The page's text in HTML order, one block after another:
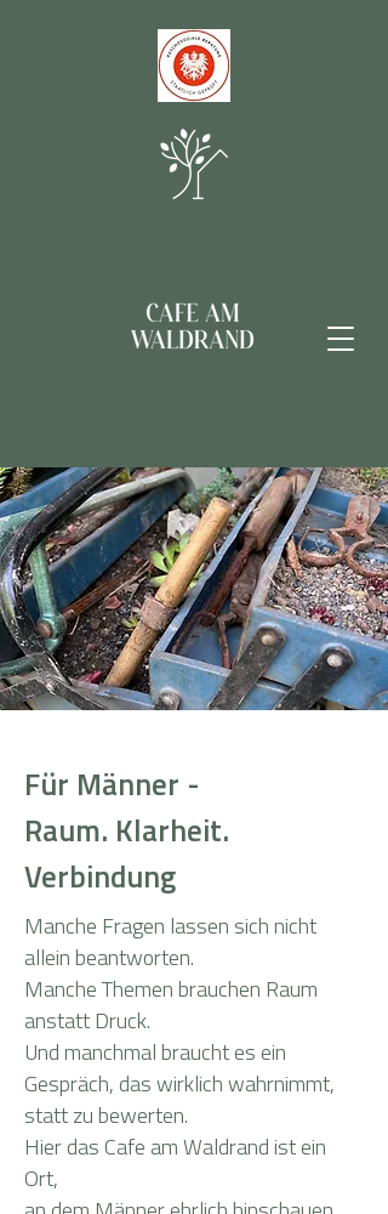
Für Männer -
Raum. Klarheit.
Verbindung
Manche Fragen lassen sich nicht
allein beantworten.
Manche Themen brauchen Raum
anstatt Druck.
Und manchmal braucht es ein
Gespräch, das wirklich wahrnimmt,
statt zu bewerten.
Hier das Cafe am Waldrand ist ein
Ort,